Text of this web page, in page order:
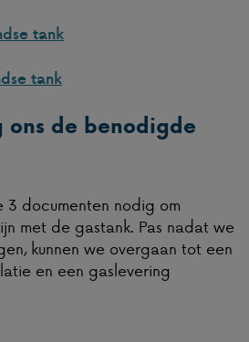
tank
tank
ons de benodigde
documenten nodig om
met de gastank. Pas nadat we
kunnen we overgaan tot een
en een gaslevering